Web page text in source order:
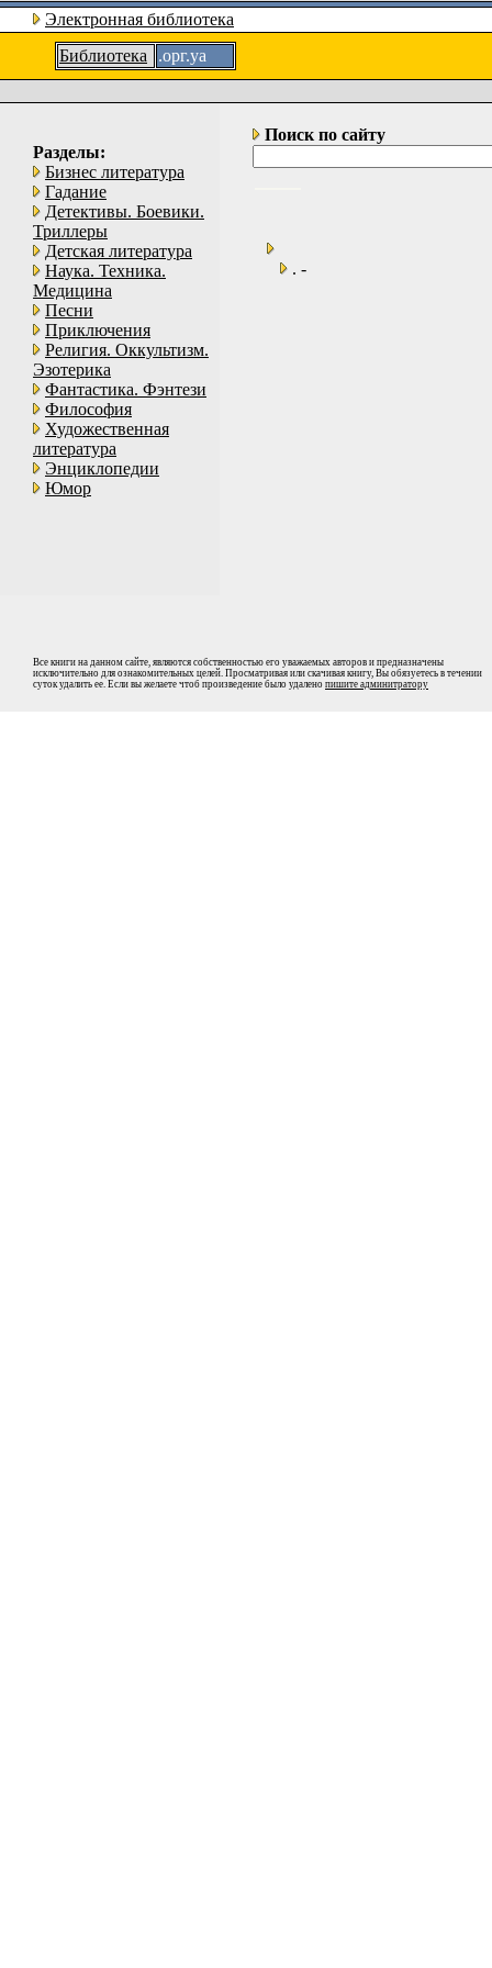
Электронная библиотека
Библиотека
.орг.уа
Разделы:
Бизнес литература
Гадание
Детективы. Боевики.
Триллеры
Детская литература
Наука. Техника.
Медицина
Песни
Приключения
Религия. Оккультизм.
Эзотерика
Фантастика. Фэнтези
Философия
Художественная
литература
Энциклопедии
Юмор
Поиск по сайту
. -
Все книги на данном сайте, являются собственностью его уважаемых авторов и предназначены
исключительно для ознакомительных целей. Просматривая или скачивая книгу, Вы обязуетесь в течении
суток удалить ее. Если вы желаете чтоб произведение было удалено пишите админитратору